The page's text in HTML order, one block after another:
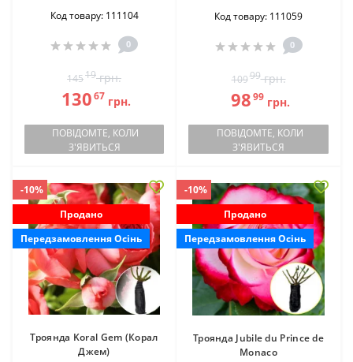
Код товару: 111104
0
14519грн.
13067 грн.
ПОВІДОМТЕ, КОЛИ
З'ЯВИТЬСЯ
Код товару: 111059
0
10999грн.
9899 грн.
ПОВІДОМТЕ, КОЛИ
З'ЯВИТЬСЯ
-10%
Продано
Передзамовлення Осінь
Троянда Koral Gem (Корал
Джем)
-10%
Продано
Передзамовлення Осінь
Троянда Jubile du Prince de
Monaco